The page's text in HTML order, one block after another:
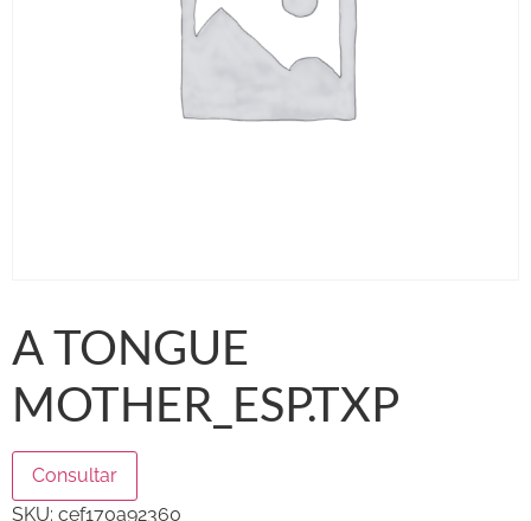
A TONGUE
MOTHER_ESP.TXP
Consultar
SKU: cef170a92360